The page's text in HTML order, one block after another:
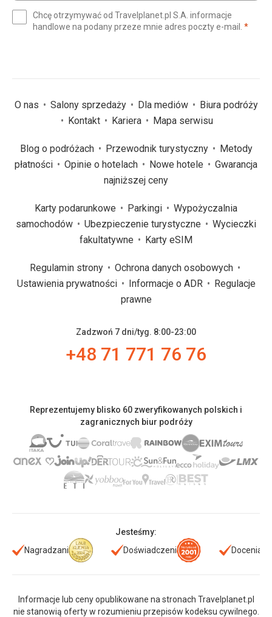
(wymagane)
Chcę otrzymywać od Travelplanet.pl S.A. informacje
handlowe na podany przeze mnie adres poczty e-mail. *
O nas Salony sprzedaży Dla mediów
Biura podróży
Kontakt
Kariera Mapa serwisu
Blog o podróżach Przewodnik turystyczny
Metody
płatności
Opinie o hotelach Nowe hotele
Gwarancja
najniższej ceny
Karty podarunkowe Parkingi
Wypożyczalnia
samochodów
Ubezpieczenie turystyczne
Wycieczki
fakultatywne
Karty eSIM
Regulamin strony
Ochrona danych osobowych
Ustawienia prywatności
Informacje o ADR
Regulacje
prawne
Zadzwoń 7 dni/tyg. 8:00-23:00
+48 71 771 76 76
Reprezentujemy blisko 60 zweryfikowanych polskich i
zagranicznych biur podróży
Jesteśmy:
Nagradzani
Doświadczeni Doceniani
Informacje lub ceny opublikowane na stronach Travelplanet.pl
nie stanowią oferty w rozumieniu przepisów kodeksu cywilnego.